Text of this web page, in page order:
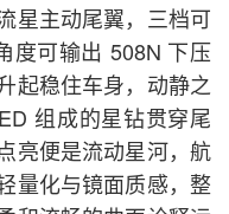
星主动尾翼，三档可
度可输出 508N 下压
起稳住车身，动静之
组成的星钻贯穿尾
亮便是流动星河，航
量化与镜面质感，整